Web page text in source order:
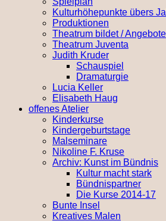
Kulturhöhepunkte übers
Produktionen
Theatrum bildet / Angebote
Theatrum Juventa
Judith Kruder
Schauspiel
Dramaturgie
Lucia Keller
Elisabeth Haug
offenes Atelier
Kinderkurse
Kindergeburtstage
Malseminare
Nikoline F. Kruse
Archiv: Kunst im Bündnis
Kultur macht stark
Bündnispartner
Die Kurse 2014-17
Bunte Insel
Kreatives Malen